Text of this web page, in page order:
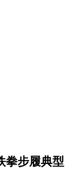
拳步履典型